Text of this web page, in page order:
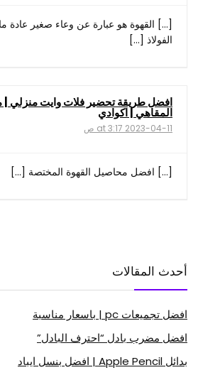
[…] القهوة هو عبارة عن وعاء صغير عادة
الفولاذ […]
افضل طريقة تحضير فلات وايت منزلي |
المقاهي | اكوادي
2023-04-11 at 3:17 ص
[…] افضل محاصيل القهوة المختصة […]
أحدث المقالات
افضل تجميعات pc | باسعار مناسبة
افضل مضرب بادل “احترف البادل”
بدائل Apple Pencil | افضل بنسل ايباد